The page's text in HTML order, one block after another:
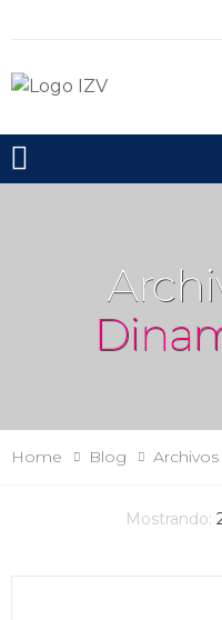
Toggle
Home Blog Archivos
Mostrando: